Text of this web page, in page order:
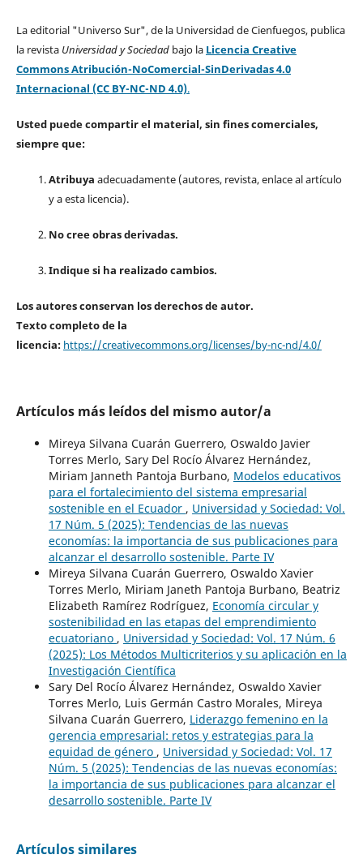
La editorial "Universo Sur", de la Universidad de Cienfuegos, publica
la revista Universidad y Sociedad bajo la Licencia Creative
Commons Atribución-NoComercial-SinDerivadas 4.0
Internacional (CC BY-NC-ND 4.0).
Usted puede compartir el material, sin fines comerciales,
siempre que:
Atribuya adecuadamente (autores, revista, enlace al artículo
y a esta licencia).
No cree obras derivadas.
Indique si ha realizado cambios.
Los autores conservan los derechos de autor.
Texto completo de la
licencia: https://creativecommons.org/licenses/by-nc-nd/4.0/
Artículos más leídos del mismo autor/a
Mireya Silvana Cuarán Guerrero, Oswaldo Javier
Torres Merlo, Sary Del Rocío Álvarez Hernández,
Miriam Janneth Pantoja Burbano, Modelos educativos
para el fortalecimiento del sistema empresarial
sostenible en el Ecuador , Universidad y Sociedad: Vol.
17 Núm. 5 (2025): Tendencias de las nuevas
economías: la importancia de sus publicaciones para
alcanzar el desarrollo sostenible. Parte IV
Mireya Silvana Cuarán Guerrero, Oswaldo Xavier
Torres Merlo, Miriam Janeth Pantoja Burbano, Beatriz
Elizabeth Ramírez Rodríguez, Economía circular y
sostenibilidad en las etapas del emprendimiento
ecuatoriano , Universidad y Sociedad: Vol. 17 Núm. 6
(2025): Los Métodos Multicriterios y su aplicación en la
Investigación Científica
Sary Del Rocío Álvarez Hernández, Oswaldo Xavier
Torres Merlo, Luis Germán Castro Morales, Mireya
Silvana Cuarán Guerrero, Liderazgo femenino en la
gerencia empresarial: retos y estrategias para la
equidad de género , Universidad y Sociedad: Vol. 17
Núm. 5 (2025): Tendencias de las nuevas economías:
la importancia de sus publicaciones para alcanzar el
desarrollo sostenible. Parte IV
Artículos similares